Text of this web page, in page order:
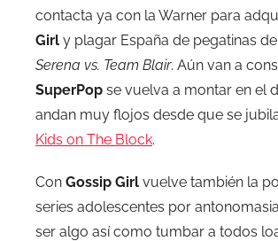
contacta ya con la Warner para
Girl y plagar España de pegatinas de
Serena vs. Team Blair. Aún van a
SuperPop se vuelva a montar en el
andan muy flojos desde que se
Kids on The Block.
Con Gossip Girl vuelve también la
series adolescentes por
ser algo así como tumbar a todos